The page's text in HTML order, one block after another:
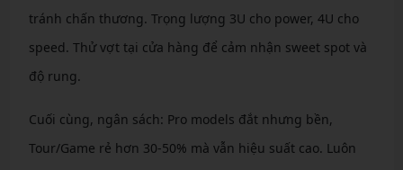
tránh chấn thương. Trọng lượng 3U cho power, 4U cho
speed. Thử vợt tại cửa hàng để cảm nhận sweet spot và
độ rung.
Cuối cùng, ngân sách: Pro models đắt nhưng bền,
Tour/Game rẻ hơn 30-50% mà vẫn hiệu suất cao. Luôn